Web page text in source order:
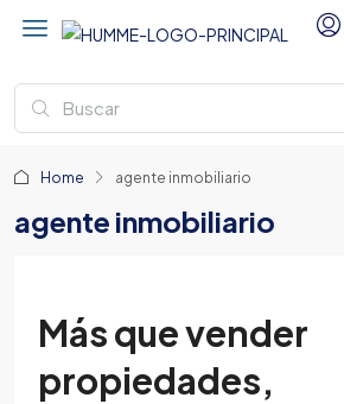
Home agente inmobiliario
agente inmobiliario
Más que vender
propiedades,